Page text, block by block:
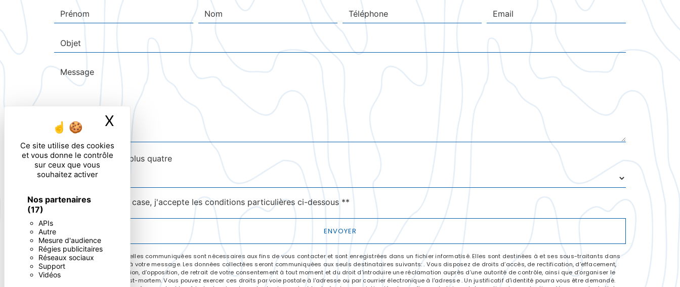
Ce site utilise des cookies
et vous donne le contrôle
sur ceux que vous
souhaitez activer
Nos partenaires
(17)
APIs
Autre
Mesure d'audience
Régies publicitaires
Réseaux sociaux
Support
Vidéos
X Masquer le bandeau des cookies
Combien font zero plus quatre
En cochant cette case, j'accepte les conditions particulières ci-dessous **
ENVOYER
** Les données personnelles communiquées sont nécessaires aux fins de vous contacter et sont enregistrées dans un fichier informatisé. Elles sont destinées à et ses sous-traitants dans
le seul but de répondre à votre message. Les données collectées seront communiquées aux seuls destinataires suivants: . Vous disposez de droits d’accès, de rectification, d’effacement,
de portabilité, de limitation, d’opposition, de retrait de votre consentement à tout moment et du droit d’introduire une réclamation auprès d’une autorité de contrôle, ainsi que d’organiser le
sort de vos données post-mortem. Vous pouvez exercer ces droits par voie postale à l'adresse ou par courrier électronique à l'adresse . Un justificatif d'identité pourra vous être demandé.